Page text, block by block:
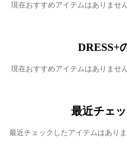
現在おすすめアイテムはありません
DRESS+
現在おすすめアイテムはありません
最近チェ
最近チェックしたアイテムはありま